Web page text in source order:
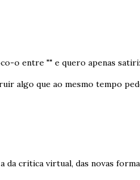
o entre "" e quero apenas
algo que ao mesmo tempo
da critica virtual, das novas